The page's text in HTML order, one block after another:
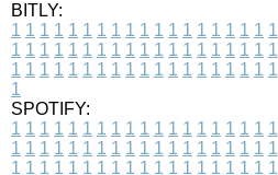
BITLY:
1 1 1 1 1 1 1 1 1 1 1 1 1 1 1 1 1 1 1
1 1 1 1 1 1 1 1 1 1 1 1 1 1 1 1 1 1 1
1 1 1 1 1 1 1 1 1 1 1 1 1 1 1 1 1 1 1
1
SPOTIFY:
1 1 1 1 1 1 1 1 1 1 1 1 1 1 1 1 1 1 1
1 1 1 1 1 1 1 1 1 1 1 1 1 1 1 1 1 1 1
1 1 1 1 1 1 1 1 1 1 1 1 1 1 1 1 1 1 1